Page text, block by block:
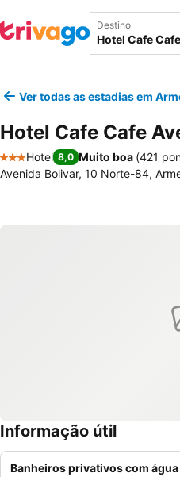
Destino
Ver todas as estadias em
Hotel Cafe Cafe
3 Estrelas
Hotel 8,0 Muito boa (421
Avenida Bolivar, 10 Norte-84,
Informação útil
Banheiros privativos com